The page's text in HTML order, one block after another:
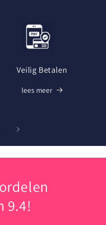
Veilig Betalen
lees meer
9.4!